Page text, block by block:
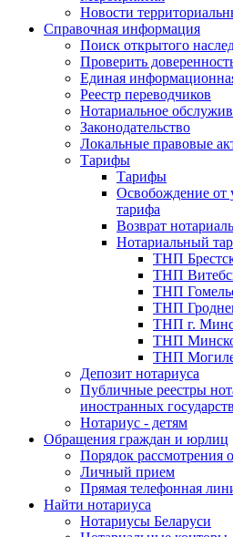
Новости
Справочная информация
Поиск открытого
Проверить
Единая
Реестр переводчиков
Нотариальное
Законодательство
Локальные правовые
Тарифы
Тарифы
Освобождение от
тарифа
Возврат
Нотариальный
ТНП
ТНП
ТНП
ТНП
ТНП г.
ТНП
ТНП
Депозит нотариуса
Публичные реестры
иностранных государств
Нотариус - детям
Обращения граждан и юрлиц
Порядок рассмотрения
Личный прием
Прямая телефонная
Найти нотариуса
Нотариусы Беларуси